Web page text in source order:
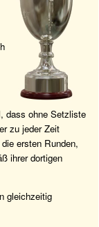
dass ohne Setzliste
zu jeder Zeit
ersten Runden,
ihrer dortigen
gleichzeitig